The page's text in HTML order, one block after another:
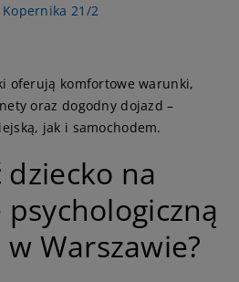
21/2
oferują komfortowe warunki,
oraz dogodny dojazd –
jak i samochodem.
na
w Warszawie?